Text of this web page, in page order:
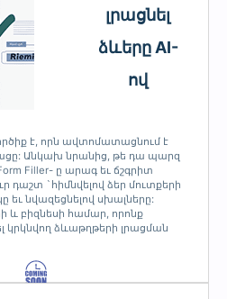
լրացնել
ձևերը AI-
ով
է, որն ավտոմատացնում է
Անկախ նրանից, թե դա պարզ
Filler- ը արագ եւ ճշգրիտ
դաշտ `հիմնվելով ձեր մուտքերի
նվազեցնելով սխալները:
և բիզնեսի համար, որոնք
կրկնվող ձևաթղթերի լրացման